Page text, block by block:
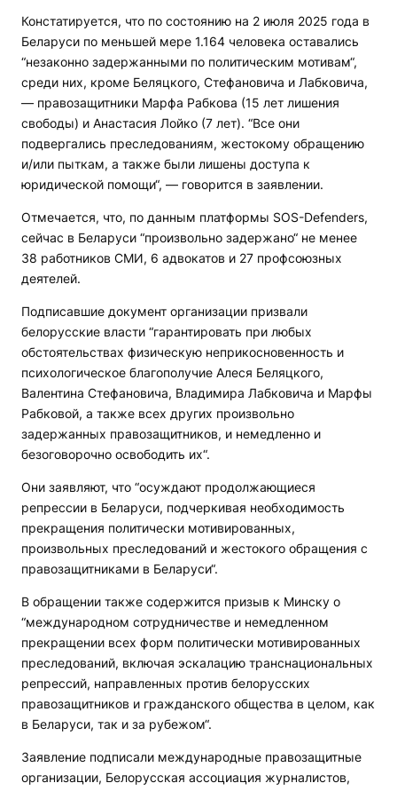
Констатируется, что по состоянию на 2 июля 2025 года в
Беларуси по меньшей мере 1.164 человека оставались
“незаконно задержанными по политическим мотивам“,
среди них, кроме Беляцкого, Стефановича и Лабковича,
— правозащитники Марфа Рабкова (15 лет лишения
свободы) и Анастасия Лойко (7 лет). “Все они
подвергались преследованиям, жестокому обращению
и/или пыткам, а также были лишены доступа к
юридической помощи“, — говорится в заявлении.
Отмечается, что, по данным платформы SOS-Defenders,
сейчас в Беларуси “произвольно задержано“ не менее
38 работников СМИ, 6 адвокатов и 27 профсоюзных
деятелей.
Подписавшие документ организации призвали
белорусские власти “гарантировать при любых
обстоятельствах физическую неприкосновенность и
психологическое благополучие Алеся Беляцкого,
Валентина Стефановича, Владимира Лабковича и Марфы
Рабковой, а также всех других произвольно
задержанных правозащитников, и немедленно и
безоговорочно освободить их“.
Они заявляют, что “осуждают продолжающиеся
репрессии в Беларуси, подчеркивая необходимость
прекращения политически мотивированных,
произвольных преследований и жестокого обращения с
правозащитниками в Беларуси“.
В обращении также содержится призыв к Минску о
“международном сотрудничестве и немедленном
прекращении всех форм политически мотивированных
преследований, включая эскалацию транснациональных
репрессий, направленных против белорусских
правозащитников и гражданского общества в целом, как
в Беларуси, так и за рубежом“.
Заявление подписали международные правозащитные
организации, Белорусская ассоциация журналистов,